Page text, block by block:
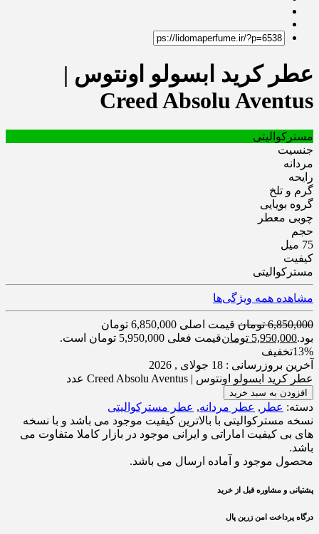
عطر کرید ابسولو اونتوس |
Creed Absolu Aventus
مسترکوالیتی
جنسیت
مردانه
رایحه
گرم و تلخ
گروه بویایی
چوبی معطر
حجم
75 میل
کیفیت
مسترکوالیتی
مشاهده همه ویژگی‌ها
6,850,000 تومان
قیمت اصلی 6,850,000 تومان
بود.5,950,000 تومانقیمت فعلی 5,950,000 تومان است.
13%تخفیف
آخرین بروزرسانی : 18 جولای , 2026
عطر کرید ابسولو اونتوس | Creed Absolu Aventus عدد
افزودن به سبد خرید
دسته: عطر , عطر مردانه, عطر مسترکوالیتی
نسخه مسترکوالیتی با بالاترین کیفیت موجود می باشد و با نسخه
های بی کیفیت اماراتی و ایرانی موجود در بازار کاملا متفاوت می
باشد.
محصول موجود و آماده ارسال می باشد.
پشتیانی و مشاوره قبل از خرید
درگاه پرداخت امن زرین پال